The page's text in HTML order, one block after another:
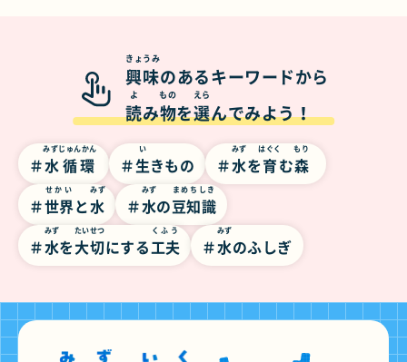
興味
きょうみ
のあるキーワードから
読
よ
み物
もの
を選
えら
んでみよう！
水循環
みずじゅんかん
生
い
きもの 水
みず
を育
はぐく
む森
もり
世界
せかい
と水
みず
水
みず
の豆知識
まめちしき
水
みず
を大切
たいせつ
にする工夫
くふう
水
みず
のふしぎ